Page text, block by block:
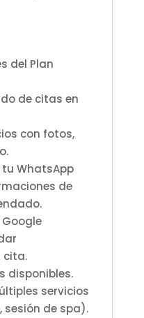
del Plan
de citas en
con fotos,
tu WhatsApp
de
Google
cita.
disponibles.
servicios
sesión de spa).